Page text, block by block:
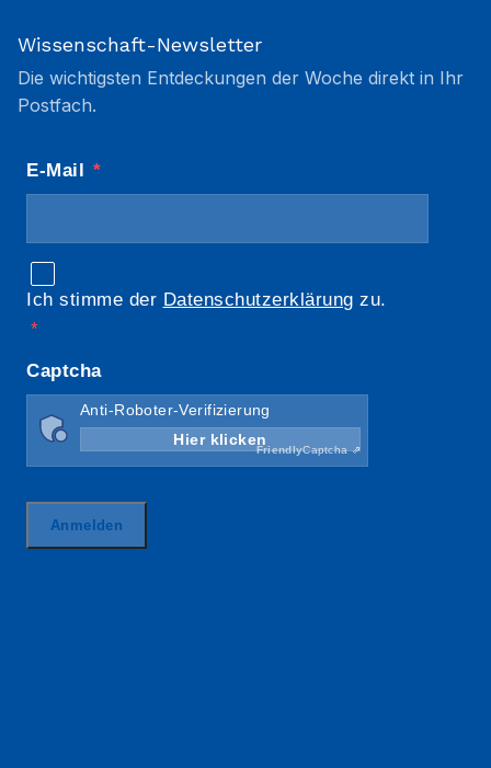
Wissenschaft-Newsletter
Die wichtigsten Entdeckungen der Woche direkt in Ihr
Postfach.